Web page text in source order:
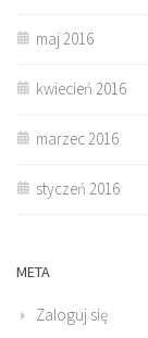
maj 2016
kwiecień 2016
marzec 2016
styczeń 2016
META
Zaloguj się